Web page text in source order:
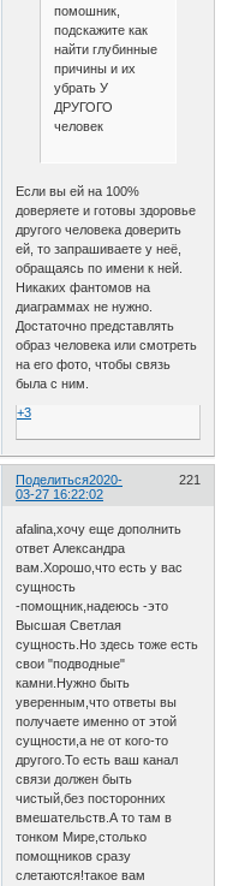
помошник,
подскажите как
найти глубинные
причины и их
убрать У
ДРУГОГО
человек
Если вы ей на 100%
доверяете и готовы здоровье
другого человека доверить
ей, то запрашиваете у неё,
обращаясь по имени к ней.
Никаких фантомов на
диаграммах не нужно.
Достаточно представлять
образ человека или смотреть
на его фото, чтобы связь
была с ним.
+3
Поделиться 221
2020-
03-27 16:22:02
afalina,хочу еще дополнить
ответ Александра
вам.Хорошо,что есть у вас
сущность
-помощник,надеюсь -это
Высшая Светлая
сущность.Но здесь тоже есть
свои "подводные"
камни.Нужно быть
уверенным,что ответы вы
получаете именно от этой
сущности,а не от кого-то
другого.То есть ваш канал
связи должен быть
чистый,без посторонних
вмешательств.А то там в
тонком Мире,столько
помощников сразу
слетаются!такое вам